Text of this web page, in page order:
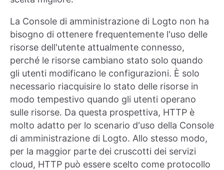
La Console di amministrazione di Logto non ha
bisogno di ottenere frequentemente l'uso delle
risorse dell'utente attualmente connesso,
perché le risorse cambiano stato solo quando
gli utenti modificano le configurazioni. È solo
necessario riacquisire lo stato delle risorse in
modo tempestivo quando gli utenti operano
sulle risorse. Da questa prospettiva, HTTP è
molto adatto per lo scenario d'uso della Console
di amministrazione di Logto. Allo stesso modo,
per la maggior parte dei cruscotti dei servizi
cloud, HTTP può essere scelto come protocollo